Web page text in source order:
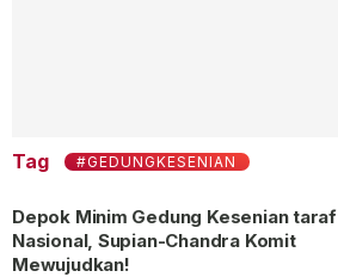
Tag #GEDUNGKESENIAN
Depok Minim Gedung Kesenian taraf
Nasional, Supian-Chandra Komit
Mewujudkan!